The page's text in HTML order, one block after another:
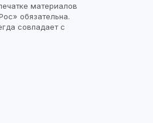
материалов
обязательна.
совпадает с